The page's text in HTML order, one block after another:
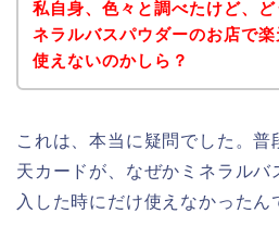
私自身、色々と調べたけど、ど
ネラルバスパウダーのお店で
使えないのかしら？
これは、本当に疑問でした。普
天カードが、なぜかミネラルバ
入した時にだけ使えなかったん